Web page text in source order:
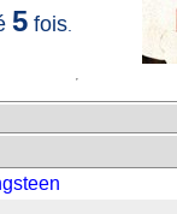
5fois.